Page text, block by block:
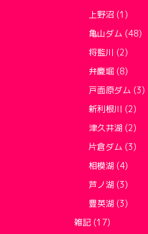
上野沼 (1)
亀山ダム (48)
将監川 (2)
弁慶堀 (8)
戸面原ダム (3)
新利根川 (2)
津久井湖 (2)
片倉ダム (3)
相模湖 (4)
芦ノ湖 (3)
豊英湖 (3)
雑記 (17)